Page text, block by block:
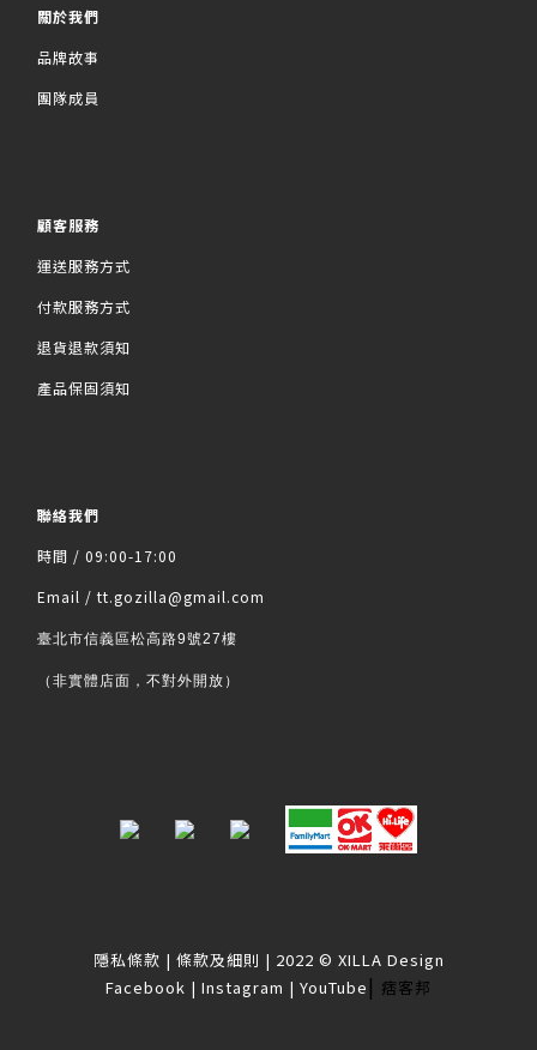
關於我們
品牌故事
團隊成員
顧客服務
運送服務方式
付款服務方式
退貨退款須知
產品保固須知
聯絡我們
時間 / 09:00-17:00
Email / tt.gozilla@gmail.com
臺北市信義區松高路9號27樓
（非實體店面，不對外開放）
隱私條款 | 條款及細則 | 2022 © XILLA Design
Facebook | Instagram | YouTube | 痞客邦